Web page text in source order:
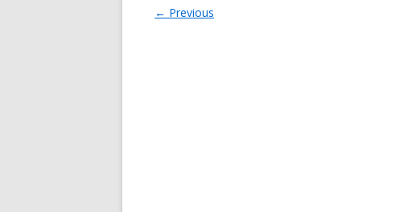
← Previous